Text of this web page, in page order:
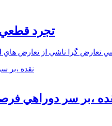
تجرد
،بر سر دوراهي